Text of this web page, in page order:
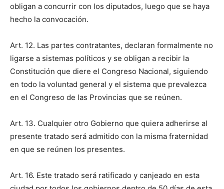
obligan a concurrir con los diputados, luego que se haya
hecho la convocación.
Art. 12. Las partes contratantes, declaran formalmente no
ligarse a sistemas políticos y se obligan a recibir la
Constitución que diere el Congreso Nacional, siguiendo
en todo la voluntad general y el sistema que prevalezca
en el Congreso de las Provincias que se reúnen.
Art. 13. Cualquier otro Gobierno que quiera adherirse al
presente tratado será admitido con la misma fraternidad
en que se reúnen los presentes.
Art. 16. Este tratado será ratificado y canjeado en esta